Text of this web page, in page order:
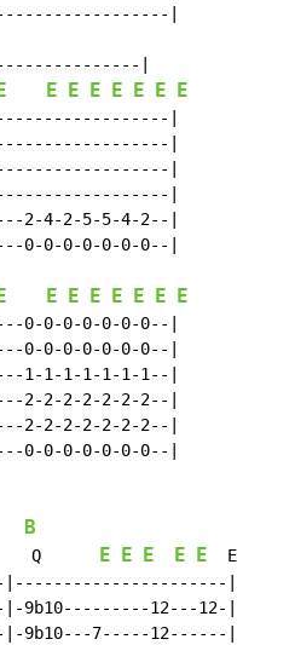
|
|
E E E E E E E E
|
|
|
|
2-4-2-5-5-4-2--|
0-0-0-0-0-0--|
E E E E E E E E
0-0-0-0-0-0-0--|
0-0-0-0-0-0-0--|
1-1-1-1-1-1-1--|
2-2-2-2-2-2-2--|
2-2-2-2-2-2-2--|
0-0-0-0-0-0--|
B
Q E E E E E
  E
|
9b10---------12---12-|
|-9b10---7-----12------|